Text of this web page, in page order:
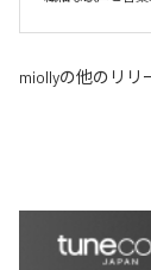
miollyの他のリリ